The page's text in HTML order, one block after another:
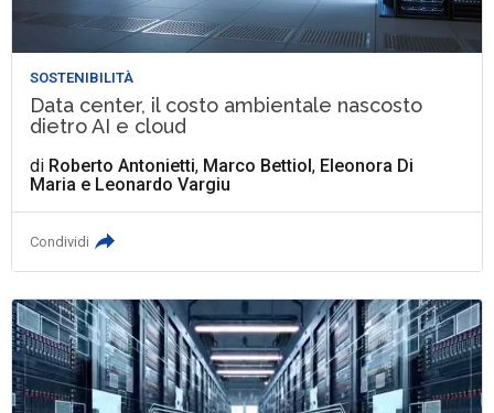
SOSTENIBILITÀ
Data center, il costo ambientale nascosto
dietro AI e cloud
di Roberto Antonietti, Marco Bettiol, Eleonora Di
Maria e Leonardo Vargiu
Condividi